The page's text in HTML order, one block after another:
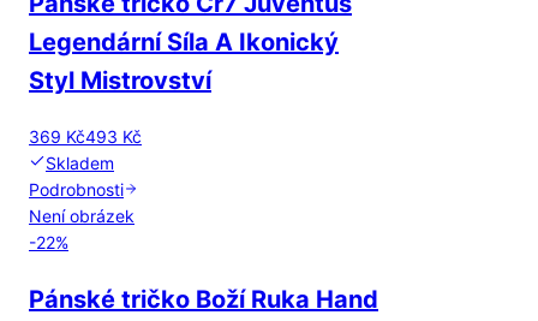
Legendární Síla A Ikonický
Styl Mistrovství
369 Kč493 Kč
Skladem
Podrobnosti
Není obrázek
-22%
Pánské tričko Boží Ruka Hand